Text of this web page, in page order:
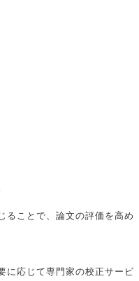
ることで、論文の評価を高め
に応じて専門家の校正サービ